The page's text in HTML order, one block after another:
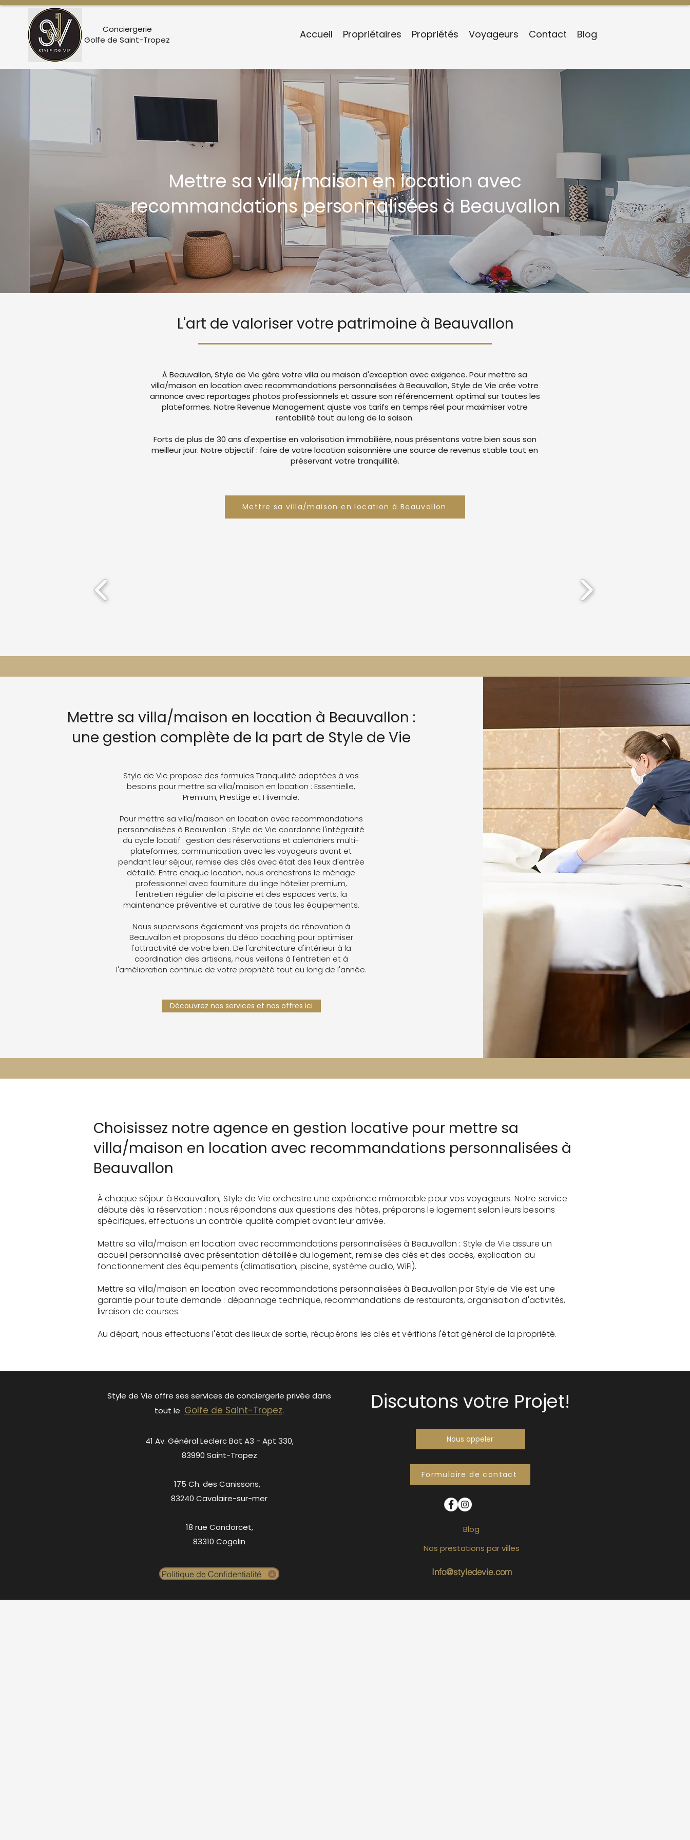
Conciergerie
Golfe de Saint-Tropez
Accueil Propriétaires Propriétés Voyageurs Contact Blog
Mettre sa villa/maison en location avec
recommandations personnalisées à Beauvallon
L'art de valoriser votre patrimoine à Beauvallon
À Beauvallon, Style de Vie gère votre villa ou maison d'exception avec exigence. Pour mettre sa
villa/maison en location avec recommandations personnalisées à Beauvallon, Style de Vie crée votre
annonce avec reportages photos professionnels et assure son référencement optimal sur toutes les
plateformes. Notre Revenue Management ajuste vos tarifs en temps réel pour maximiser votre
rentabilité tout au long de la saison.
Forts de plus de 30 ans d'expertise en valorisation immobilière, nous présentons votre bien sous son
meilleur jour. Notre objectif : faire de votre location saisonnière une source de revenus stable tout en
préservant votre tranquillité.
Mettre sa villa/maison en location à Beauvallon
Mettre sa villa/maison en location à Beauvallon :
une gestion complète de la part de Style de Vie
Style de Vie propose des formules Tranquillité adaptées à vos
besoins pour mettre sa villa/maison en location : Essentielle,
Premium, Prestige et Hivernale.
Pour mettre sa villa/maison en location avec recommandations
personnalisées à Beauvallon : Style de Vie coordonne l'intégralité
du cycle locatif : gestion des réservations et calendriers multi-
plateformes, communication avec les voyageurs avant et
pendant leur séjour, remise des clés avec état des lieux d'entrée
détaillé. Entre chaque location, nous orchestrons le ménage
professionnel avec fourniture du linge hôtelier premium,
l'entretien régulier de la piscine et des espaces verts, la
maintenance préventive et curative de tous les équipements.
Nous supervisons également vos projets de rénovation à
Beauvallon et proposons du déco coaching pour optimiser
l'attractivité de votre bien. De l'architecture d'intérieur à la
coordination des artisans, nous veillons à l'entretien et à
l'amélioration continue de votre propriété tout au long de l'année.
Découvrez nos services et nos offres ici
Choisissez notre agence en gestion locative pour mettre sa
villa/maison en location avec recommandations personnalisées à
Beauvallon
À chaque séjour à Beauvallon, Style de Vie orchestre une expérience mémorable pour vos voyageurs. Notre service
débute dès la réservation : nous répondons aux questions des hôtes, préparons le logement selon leurs besoins
spécifiques, effectuons un contrôle qualité complet avant leur arrivée.
Mettre sa villa/maison en location avec recommandations personnalisées à Beauvallon : Style de Vie assure un
accueil personnalisé avec présentation détaillée du logement, remise des clés et des accès, explication du
fonctionnement des équipements (climatisation, piscine, système audio, WiFi).
Mettre sa villa/maison en location avec recommandations personnalisées à Beauvallon par Style de Vie est une
garantie pour toute demande : dépannage technique, recommandations de restaurants, organisation d'activités,
livraison de courses.
Au départ, nous effectuons l'état des lieux de sortie, récupérons les clés et vérifions l'état général de la propriété.
Style de Vie offre ses services de conciergerie privée dans
tout le Golfe de Saint-Tropez.
41 Av. Général Leclerc Bat A3 - Apt 330,
83990 Saint-Tropez
175 Ch. des Canissons,
83240 Cavalaire-sur-mer
18 rue Condorcet,
83310 Cogolin
Politique de Confidentialité
Discutons votre Projet!
Nous appeler
Formulaire de contact
Blog
Info@styledevie.com
Nos prestations par villes